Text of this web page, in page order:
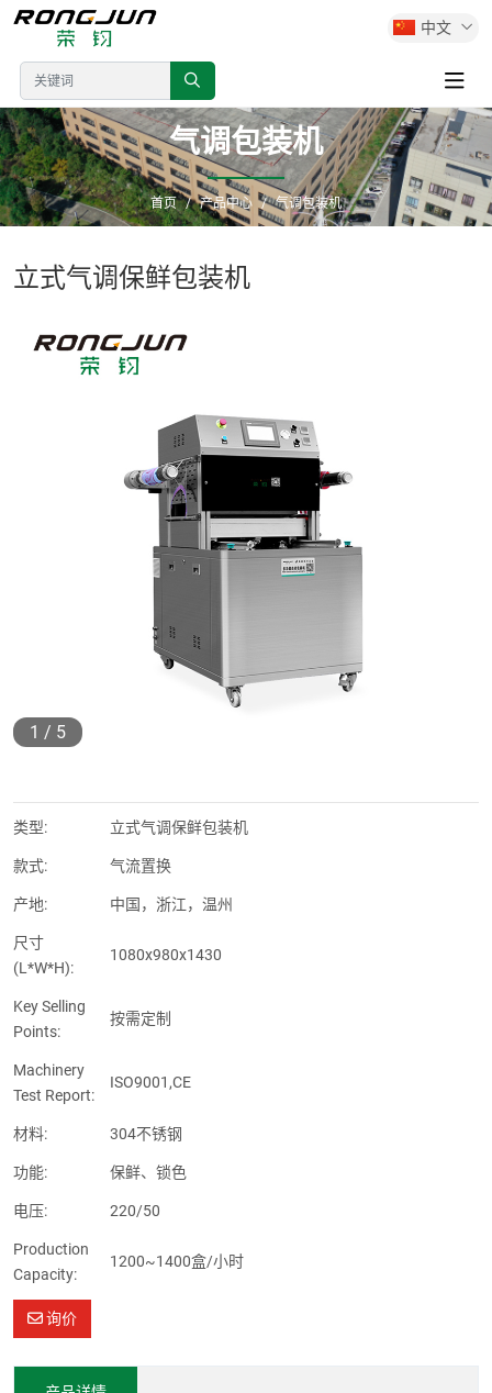
中文
气调包装机
首页 产品中心 气调包装机
立式气调保鲜包装机
类型: 立式气调保鲜包装机
款式: 气流置换
产地: 中国，浙江，温州
尺寸
(L*W*H):
1080x980x1430
Key Selling
Points:
按需定制
Machinery
Test Report:
ISO9001,CE
材料: 304不锈钢
功能: 保鲜、锁色
电压: 220/50
Production
Capacity:
1200~1400盒/小时
询价
1 / 5